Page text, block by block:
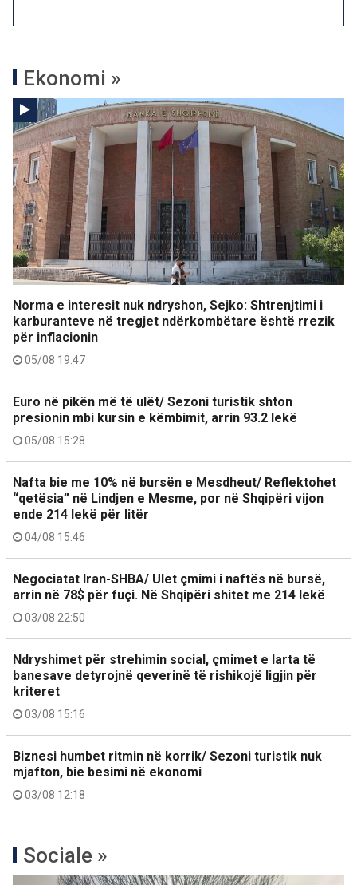
Ekonomi »
Norma e interesit nuk ndryshon, Sejko: Shtrenjtimi i
karburanteve në tregjet ndërkombëtare është rrezik
për inflacionin
05/08 19:47
Euro në pikën më të ulët/ Sezoni turistik shton
presionin mbi kursin e këmbimit, arrin 93.2 lekë
05/08 15:28
Nafta bie me 10% në bursën e Mesdheut/ Reflektohet
“qetësia” në Lindjen e Mesme, por në Shqipëri vijon
ende 214 lekë për litër
04/08 15:46
Negociatat Iran-SHBA/ Ulet çmimi i naftës në bursë,
arrin në 78$ për fuçi. Në Shqipëri shitet me 214 lekë
03/08 22:50
Ndryshimet për strehimin social, çmimet e larta të
banesave detyrojnë qeverinë të rishikojë ligjin për
kriteret
03/08 15:16
Biznesi humbet ritmin në korrik/ Sezoni turistik nuk
mjafton, bie besimi në ekonomi
03/08 12:18
Sociale »